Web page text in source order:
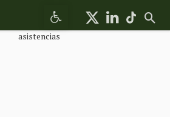
Abrir barra de herramientas